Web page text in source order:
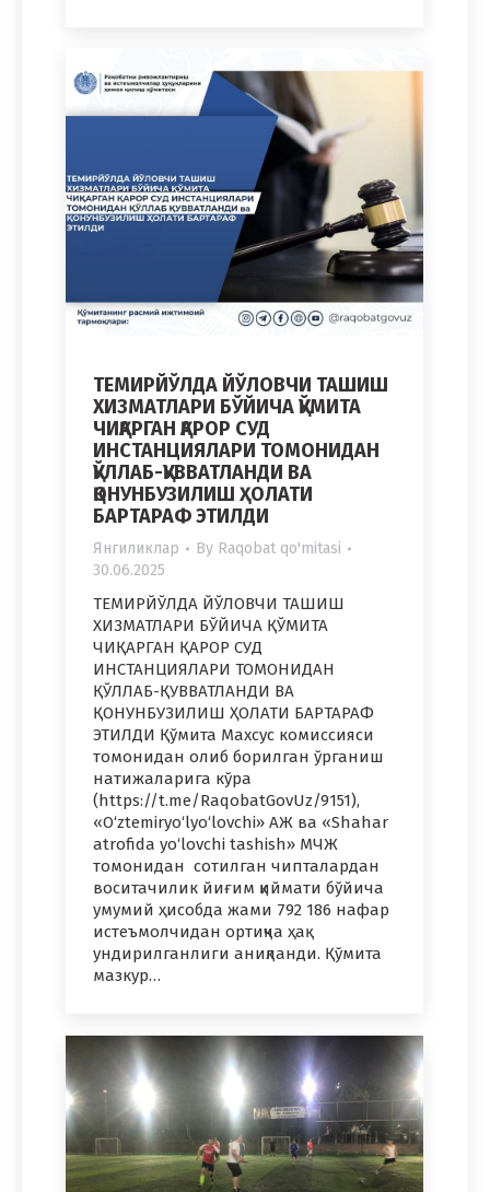
ТЕМИРЙЎЛДА ЙЎЛОВЧИ ТАШИШ
ХИЗМАТЛАРИ БЎЙИЧА ҚЎМИТА
ЧИҚАРГАН ҚАРОР СУД
ИНСТАНЦИЯЛАРИ ТОМОНИДАН
ҚЎЛЛАБ-ҚУВВАТЛАНДИ ВА
ҚОНУНБУЗИЛИШ ҲОЛАТИ
БАРТАРАФ ЭТИЛДИ
Янгиликлар By Raqobat qo'mitasi
30.06.2025
ТЕМИРЙЎЛДА ЙЎЛОВЧИ ТАШИШ
ХИЗМАТЛАРИ БЎЙИЧА ҚЎМИТА
ЧИҚАРГАН ҚАРОР СУД
ИНСТАНЦИЯЛАРИ ТОМОНИДАН
ҚЎЛЛАБ-ҚУВВАТЛАНДИ ВА
ҚОНУНБУЗИЛИШ ҲОЛАТИ БАРТАРАФ
ЭТИЛДИ Қўмита Махсус комиссияси
томонидан олиб борилган ўрганиш
натижаларига кўра
(https://t.me/RaqobatGovUz/9151),
«O‘ztemiryo‘lyo‘lovchi» АЖ ва «Shahar
atrofida yo‘lovchi tashish» МЧЖ
томонидан сотилган чипталардан
воситачилик йиғим қиймати бўйича
умумий ҳисобда жами 792 186 нафар
истеъмолчидан ортиқча ҳақ
ундирилганлиги аниқланди. Қўмита
мазкур…